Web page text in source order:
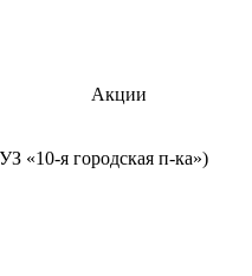
Акции
«10-я городская п-ка»)